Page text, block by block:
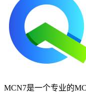
MCN7是一个专业的